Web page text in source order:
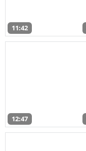
11:42
12:47